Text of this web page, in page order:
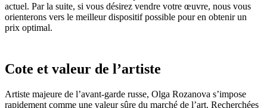
actuel. Par la suite, si vous désirez vendre votre œuvre, nous vous
orienterons vers le meilleur dispositif possible pour en obtenir un
prix optimal.
Cote et valeur de l’artiste
Artiste majeure de l’avant-garde russe, Olga Rozanova s’impose
rapidement comme une valeur sûre du marché de l’art. Recherchées